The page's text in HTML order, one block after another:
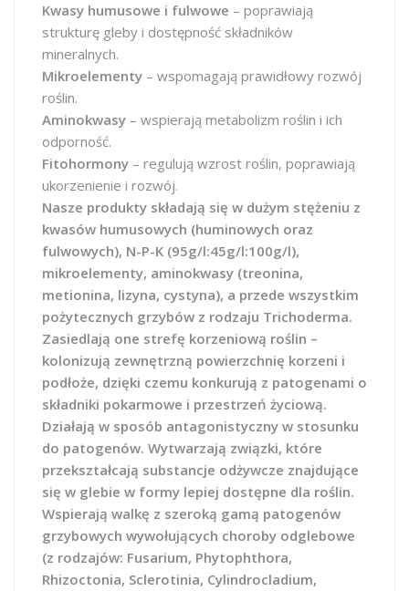
Kwasy humusowe i fulwowe – poprawiają
strukturę gleby i dostępność składników
mineralnych.
Mikroelementy – wspomagają prawidłowy rozwój
roślin.
Aminokwasy – wspierają metabolizm roślin i ich
odporność.
Fitohormony – regulują wzrost roślin, poprawiają
ukorzenienie i rozwój.
Nasze produkty składają się w dużym stężeniu z
kwasów humusowych (huminowych oraz
fulwowych), N-P-K (95g/l:45g/l:100g/l),
mikroelementy, aminokwasy (treonina,
metionina, lizyna, cystyna), a przede wszystkim
pożytecznych grzybów z rodzaju Trichoderma.
Zasiedlają one strefę korzeniową roślin –
kolonizują zewnętrzną powierzchnię korzeni i
podłoże, dzięki czemu konkurują z patogenami o
składniki pokarmowe i przestrzeń życiową.
Działają w sposób antagonistyczny w stosunku
do patogenów. Wytwarzają związki, które
przekształcają substancje odżywcze znajdujące
się w glebie w formy lepiej dostępne dla roślin.
Wspierają walkę z szeroką gamą patogenów
grzybowych wywołujących choroby odglebowe
(z rodzajów: Fusarium, Phytophthora,
Rhizoctonia, Sclerotinia, Cylindrocladium,